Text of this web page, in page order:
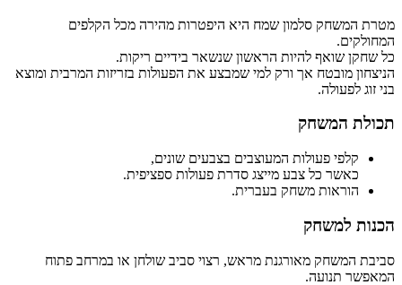
מטרת המשחק סלמון שמח היא היפטרות מהירה מכל הקלפים
המחולקים.
כל שחקן שואף להיות הראשון שנשאר בידיים ריקות.
הניצחון מובטח אך ורק למי שמבצע את הפעולות בזריזות המרבית ומוצא
בני זוג לפעולה.
תכולת המשחק
קלפי פעולות המעוצבים בצבעים שונים,
כאשר כל צבע מייצג סדרת פעולות ספציפית.
הוראות משחק בעברית.
הכנות למשחק
סביבת המשחק מאורגנת מראש, רצוי סביב שולחן או במרחב פתוח
המאפשר תנועה.